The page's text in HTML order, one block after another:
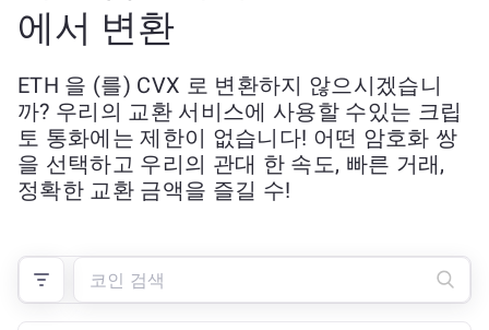
에서 변환
ETH 을 (를) CVX 로 변환하지 않으시겠습니
까? 우리의 교환 서비스에 사용할 수있는 크립
토 통화에는 제한이 없습니다! 어떤 암호화 쌍
을 선택하고 우리의 관대 한 속도, 빠른 거래,
정확한 교환 금액을 즐길 수!